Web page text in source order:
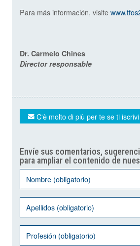
Para más información, visite
Dr. Carmelo Chines
Director responsable
C'è molto di più per te se ti
Envíe sus comentarios,
para ampliar el contenido de